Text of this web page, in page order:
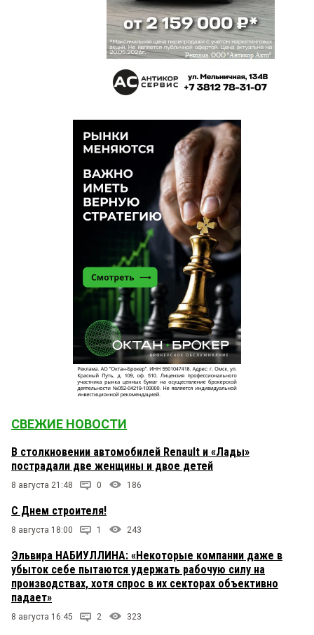
СВЕЖИЕ НОВОСТИ
В столкновении автомобилей Renault и «Лады»
пострадали две женщины и двое детей
8 августа 21:48 0 186
С Днем строителя!
8 августа 18:00 1 243
Эльвира НАБИУЛЛИНА: «Некоторые компании даже в
убыток себе пытаются удержать рабочую силу на
производствах, хотя спрос в их секторах объективно
падает»
8 августа 16:45 2 323